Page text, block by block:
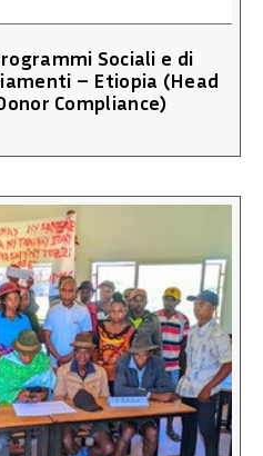
Sociali e di
– Etiopia (Head
Compliance)